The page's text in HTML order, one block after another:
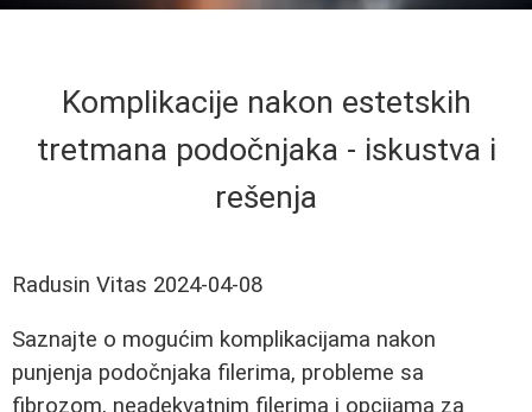
Komplikacije nakon estetskih
tretmana podočnjaka - iskustva i
rešenja
Radusin Vitas 2024-04-08
Saznajte o mogućim komplikacijama nakon
punjenja podočnjaka filerima, probleme sa
fibrozom, neadekvatnim filerima i opcijama za